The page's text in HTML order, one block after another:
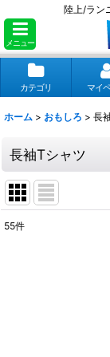
陸上/ラン
メニュー
カテゴリ マイ
ホーム > おもしろ > 長
長袖Tシャツ
55件